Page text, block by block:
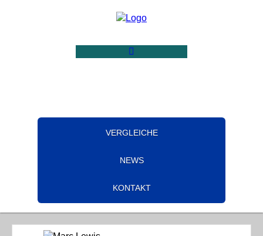
VERGLEICHE
NEWS
KONTAKT